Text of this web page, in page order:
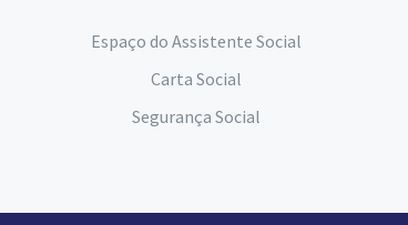
Espaço do Assistente Social
Carta Social
Segurança Social